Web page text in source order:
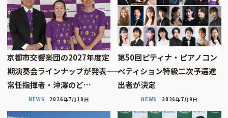
京都市交響楽団の2027年度定
期演奏会ラインナップが発表――
常任指揮者・沖澤のど…
NEWS 2026年7月10日
第50回ピティナ・ピアノコン
ペティション特級二次予選進
出者が決定
NEWS 2026年7月9日